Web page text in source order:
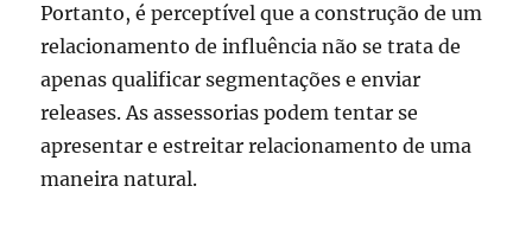
Portanto, é perceptível que a construção de um
relacionamento de influência não se trata de
apenas qualificar segmentações e enviar
releases. As assessorias podem tentar se
apresentar e estreitar relacionamento de uma
maneira natural.